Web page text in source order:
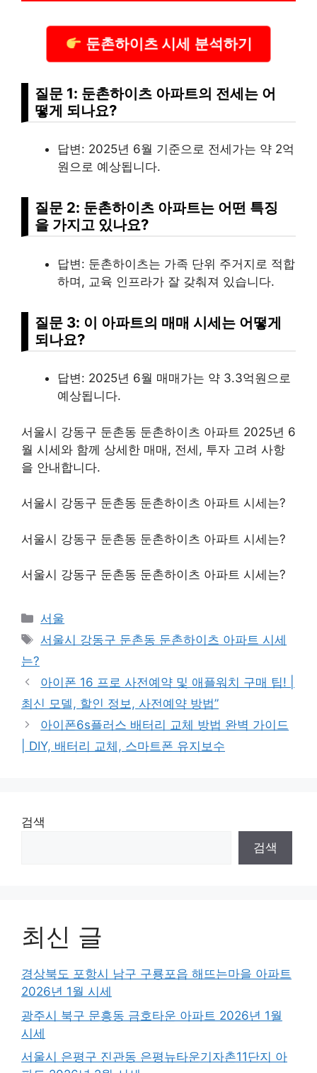
둔촌하이츠 시세 분석하기
질문 1: 둔촌하이츠 아파트의 전세는 어
떻게 되나요?
답변: 2025년 6월 기준으로 전세가는 약 2억
원으로 예상됩니다.
질문 2: 둔촌하이츠 아파트는 어떤 특징
을 가지고 있나요?
답변: 둔촌하이츠는 가족 단위 주거지로 적합
하며, 교육 인프라가 잘 갖춰져 있습니다.
질문 3: 이 아파트의 매매 시세는 어떻게
되나요?
답변: 2025년 6월 매매가는 약 3.3억원으로
예상됩니다.
서울시 강동구 둔촌동 둔촌하이츠 아파트 2025년 6
월 시세와 함께 상세한 매매, 전세, 투자 고려 사항
을 안내합니다.
서울시 강동구 둔촌동 둔촌하이츠 아파트 시세는?
서울시 강동구 둔촌동 둔촌하이츠 아파트 시세는?
서울시 강동구 둔촌동 둔촌하이츠 아파트 시세는?
Categories
서울
Tags
서울시 강동구 둔촌동 둔촌하이츠 아파트 시세
는?
아이폰 16 프로 사전예약 및 애플워치 구매 팁! |
최신 모델, 할인 정보, 사전예약 방법”
아이폰6s플러스 배터리 교체 방법 완벽 가이드
| DIY, 배터리 교체, 스마트폰 유지보수
검색
검색
최신 글
경상북도 포항시 남구 구룡포읍 해뜨는마을 아파트
2026년 1월 시세
광주시 북구 문흥동 금호타운 아파트 2026년 1월
시세
서울시 은평구 진관동 은평뉴타운기자촌11단지 아